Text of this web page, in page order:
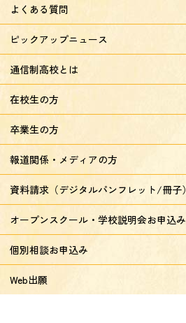
よくある質問
ピックアップニュース
通信制高校とは
在校生の方
卒業生の方
報道関係・メディアの方
資料請求（デジタルパンフレット/冊子）
オープンスクール・学校説明会お申込み
個別相談お申込み
Web出願